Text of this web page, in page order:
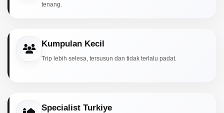
tenang.
Kumpulan Kecil
Trip lebih selesa, tersusun dan tidak terlalu padat.
Specialist Turkiye